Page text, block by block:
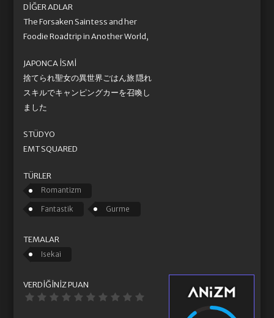
DIĞER ADLAR
The Forsaken Saintess and her
Foodie Roadtrip in Another World,
JAPONCA İSMI
捨てられ聖女の異世界ごはん旅 隠れ
スキルでキャンピングカーを召喚し
ました
STÜDYO
EMT SQUARED
TÜRLER
Romantizm
Fantastik Gurme
TEMALAR
Isekai
VERDIĞINIZ PUAN